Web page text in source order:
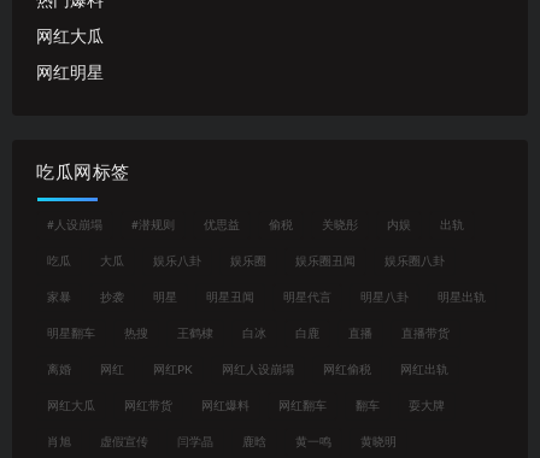
网红大瓜
网红明星
吃瓜网标签
#人设崩塌 #潜规则 优思益 偷税 关晓彤 内娱 出轨
吃瓜 大瓜 娱乐八卦 娱乐圈 娱乐圈丑闻 娱乐圈八卦
家暴 抄袭 明星 明星丑闻 明星代言 明星八卦 明星出轨
明星翻车 热搜 王鹤棣 白冰 白鹿 直播 直播带货
离婚 网红 网红PK 网红人设崩塌 网红偷税 网红出轨
网红大瓜 网红带货 网红爆料 网红翻车 翻车 耍大牌
肖旭 虚假宣传 闫学晶 鹿晗 黄一鸣 黄晓明